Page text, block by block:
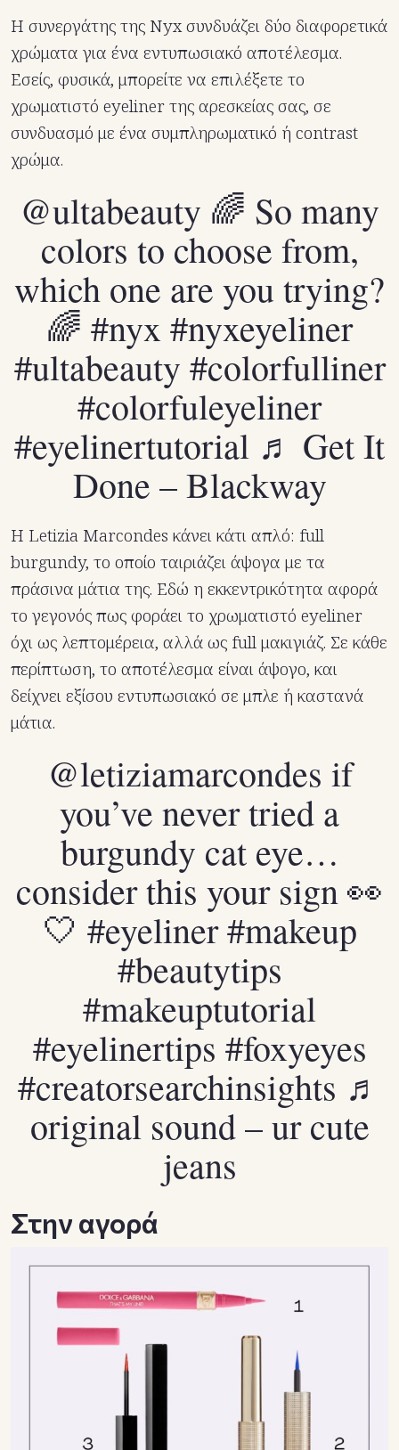
Η συνεργάτης της Nyx συνδυάζει δύο διαφορετικά
χρώματα για ένα εντυπωσιακό αποτέλεσμα.
Εσείς, φυσικά, μπορείτε να επιλέξετε το
χρωματιστό eyeliner της αρεσκείας σας, σε
συνδυασμό με ένα συμπληρωματικό ή contrast
χρώμα.
@ultabeauty 🌈 So many
colors to choose from,
which one are you trying?
🌈 #nyx #nyxeyeliner
#ultabeauty #colorfulliner
#colorfuleyeliner
#eyelinertutorial ♬ Get It
Done – Blackway
Η Letizia Marcondes κάνει κάτι απλό: full
burgundy, το οποίο ταιριάζει άψογα με τα
πράσινα μάτια της. Εδώ η εκκεντρικότητα αφορά
το γεγονός πως φοράει το χρωματιστό eyeliner
όχι ως λεπτομέρεια, αλλά ως full μακιγιάζ. Σε κάθε
περίπτωση, το αποτέλεσμα είναι άψογο, και
δείχνει εξίσου εντυπωσιακό σε μπλε ή καστανά
μάτια.
@letiziamarcondes if
you’ve never tried a
burgundy cat eye…
consider this your sign 👀
🤍 #eyeliner#makeup
#beautytips
#makeuptutorial
#eyelinertips #foxyeyes
#creatorsearchinsights ♬
original sound – ur cute
jeans
Στην αγορά